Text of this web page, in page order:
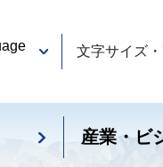
文字サイズ
産業・ビ